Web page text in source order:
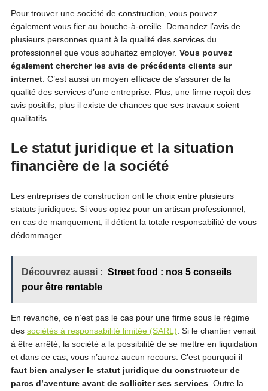
Pour trouver une société de construction, vous pouvez
également vous fier au bouche-à-oreille. Demandez l’avis de
plusieurs personnes quant à la qualité des services du
professionnel que vous souhaitez employer. Vous pouvez
également chercher les avis de précédents clients sur
internet. C’est aussi un moyen efficace de s’assurer de la
qualité des services d’une entreprise. Plus, une firme reçoit des
avis positifs, plus il existe de chances que ses travaux soient
qualitatifs.
Le statut juridique et la situation
financière de la société
Les entreprises de construction ont le choix entre plusieurs
statuts juridiques. Si vous optez pour un artisan professionnel,
en cas de manquement, il détient la totale responsabilité de vous
dédommager.
Découvrez aussi : Street food : nos 5 conseils
pour être rentable
En revanche, ce n’est pas le cas pour une firme sous le régime
des sociétés à responsabilité limitée (SARL) . Si le chantier venait
à être arrêté, la société a la possibilité de se mettre en liquidation
et dans ce cas, vous n’aurez aucun recours. C’est pourquoi il
faut bien analyser le statut juridique du constructeur de
parcs d’aventure avant de solliciter ses services. Outre la